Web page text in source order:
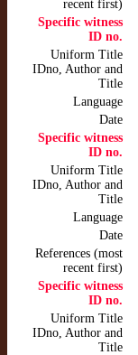
recent first)
Specific witness
ID no.
Uniform Title
IDno, Author and
Title
Language
Date
Specific witness
ID no.
Uniform Title
IDno, Author and
Title
Language
Date
References (most
recent first)
Specific witness
ID no.
Uniform Title
IDno, Author and
Title